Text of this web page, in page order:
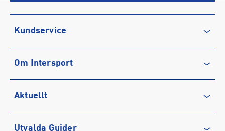
Kundservice
Vanliga frågor & svar
Köpvillkor
Integritetspolicy
Medlemsvillkor
Om Intersport
Karriär på INTERSPORT
Aktuellt
Utvalda Guider